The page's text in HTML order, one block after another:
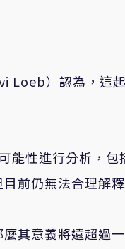
Loeb）認為，這
能性進行分析，
前仍無法合理解
其意義將遠超過